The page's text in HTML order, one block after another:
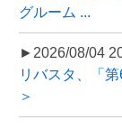
グルーム ...
►2026/08/04
リバスタ、「
＞